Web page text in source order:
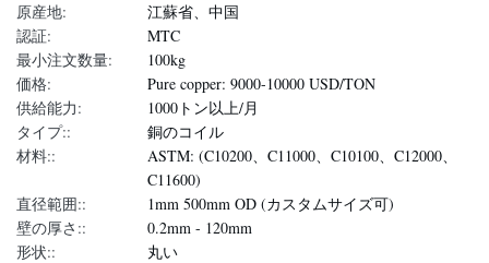
原産地:
江蘇省、中国
認証:
MTC
最小注文数量:
100kg
価格:
Pure copper: 9000-10000 USD/TON
供給能力:
1000トン以上/月
タイプ::
銅のコイル
材料::
ASTM: (C10200、C11000、C10100、C12000、
C11600)
直径範囲::
1mm 500mm OD (カスタムサイズ可)
壁の厚さ::
0.2mm - 120mm
形状::
丸い